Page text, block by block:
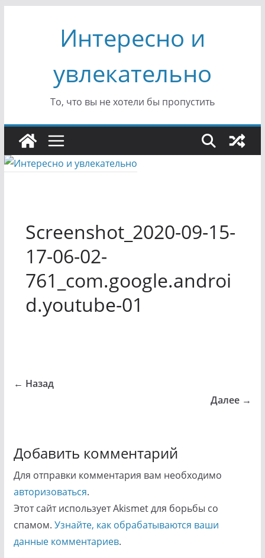
содержимомуИнтересно и
увлекательно
То, что вы не хотели бы пропустить
Screenshot_2020-09-15-
17-06-02-
761_com.google.androi
d.youtube-01
← Назад
Далее →
Добавить комментарий
Для отправки комментария вам необходимо
авторизоваться.
Этот сайт использует Akismet для борьбы со
спамом. Узнайте, как обрабатываются ваши
данные комментариев.